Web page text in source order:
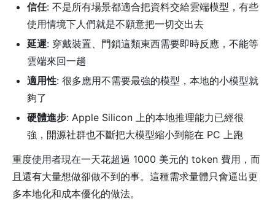
信任: 不是所有場景都適合把資料交給雲端模型，有些
使用情境下人們就是不願意把一切交出去
延遲: 穿戴裝置、門鎖這類東西需要即時反應，不能等
雲端來回一趟
適用性: 很多應用不需要最強的模型，本地的小模型就
夠了
硬體進步: Apple Silicon 上的本地推理能力已經很
強，開源社群也不斷把大模型縮小到能在 PC 上跑
重度使用者現在一天花超過 1000 美元的 token 費用，而
且還有大量想做卻做不到的事。這種需求量體只會逼出更
多本地化和成本優化的做法。